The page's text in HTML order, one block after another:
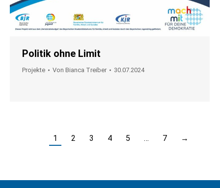
Politik ohne Limit
Projekte Von Bianca Treiber 30.07.2024
1 2 3 4 5 … 7 →